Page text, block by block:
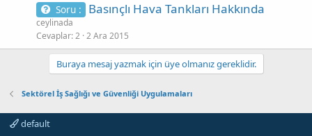
Soru : Basınçlı Hava Tankları Hakkında
ceylinada
Cevaplar 2 2 Ara 2015
Buraya mesaj yazmak için üye olmanız gereklidir.
Sektörel İş Sağlığı ve Güvenliği Uygulamaları
default